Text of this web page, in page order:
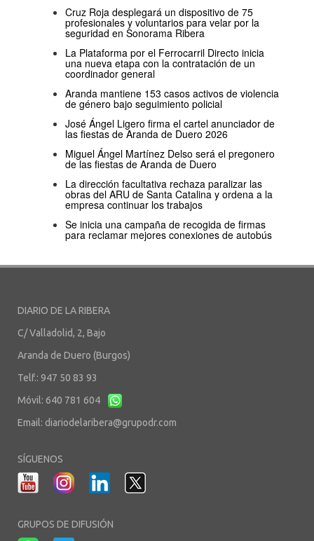
Cruz Roja desplegará un dispositivo de 75
profesionales y voluntarios para velar por la
seguridad en Sonorama Ribera
La Plataforma por el Ferrocarril Directo inicia
una nueva etapa con la contratación de un
coordinador general
Aranda mantiene 153 casos activos de violencia
de género bajo seguimiento policial
José Ángel Ligero firma el cartel anunciador de
las fiestas de Aranda de Duero 2026
Miguel Ángel Martínez Delso será el pregonero
de las fiestas de Aranda de Duero
La dirección facultativa rechaza paralizar las
obras del ARU de Santa Catalina y ordena a la
empresa continuar los trabajos
Se inicia una campaña de recogida de firmas
para reclamar mejores conexiones de autobús
DIARIO DE LA RIBERA
C/ Valladolid, 2, Bajo
Aranda de Duero (Burgos)
Telf.: 947 50 83 93
Móvil: 640 781 604
Email: diariodelaribera@grupodr.com
SÍGUENOS
GRUPOS DE DIFUSIÓN